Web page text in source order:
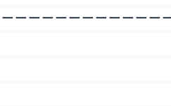
－－－－－－－－－－－